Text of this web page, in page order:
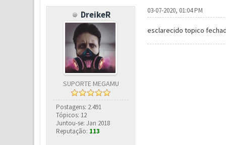
DreikeR
SUPORTE MEGAMU
Postagens: 2.491
Tópicos: 12
Juntou-se: Jan 2018
Reputação: 113
03-07-2020, 01:04 PM
esclarecido topico